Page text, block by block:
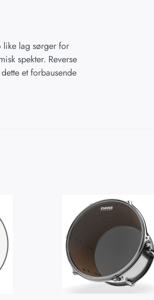
like lag sørger for
spekter. Reverse
et forbausende